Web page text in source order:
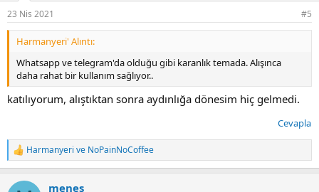
:
23 Nis 2021 #5
Harmanyeri' Alıntı:
Whatsapp ve telegram'da olduğu gibi karanlık temada. Alışınca
daha rahat bir kullanım sağlıyor..
katılıyorum, alıştıktan sonra aydınlığa dönesim hiç gelmedi.
Cevapla
T
e
k
Harmanyeri ve NoPainNoCoffee
menes